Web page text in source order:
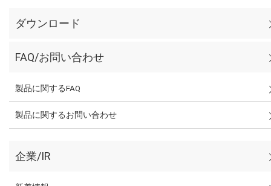
ダウンロード
FAQ/お問い合わせ
製品に関するFAQ
製品に関するお問い合わせ
企業/IR